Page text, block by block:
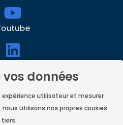
données
utilisateur et mesurer
utilisons nos propres cookies